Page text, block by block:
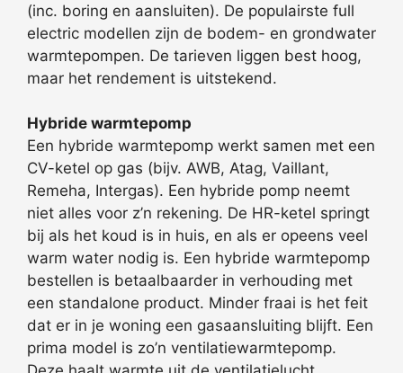
(inc. boring en aansluiten). De populairste full
electric modellen zijn de bodem- en grondwater
warmtepompen. De tarieven liggen best hoog,
maar het rendement is uitstekend.
Hybride warmtepomp
Een hybride warmtepomp werkt samen met een
CV-ketel op gas (bijv. AWB, Atag, Vaillant,
Remeha, Intergas). Een hybride pomp neemt
niet alles voor z’n rekening. De HR-ketel springt
bij als het koud is in huis, en als er opeens veel
warm water nodig is. Een hybride warmtepomp
bestellen is betaalbaarder in verhouding met
een standalone product. Minder fraai is het feit
dat er in je woning een gasaansluiting blijft. Een
prima model is zo’n ventilatiewarmtepomp.